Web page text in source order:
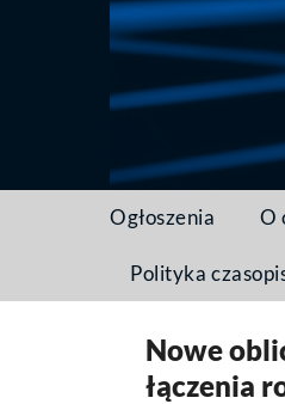
Ogłoszenia O
Polityka
Strona domowa /
Nowe
łączenia